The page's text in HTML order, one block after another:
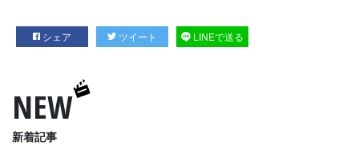
シェア ツイート LINEで送る
NEW
新着記事